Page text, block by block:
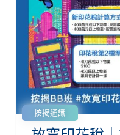
按揭通識